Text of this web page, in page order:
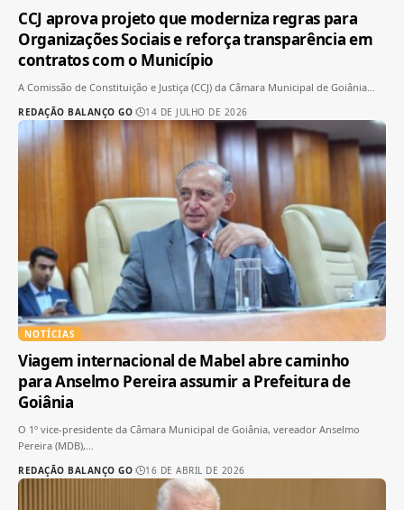
CCJ aprova projeto que moderniza regras para
Organizações Sociais e reforça transparência em
contratos com o Município
A Comissão de Constituição e Justiça (CCJ) da Câmara Municipal de Goiânia
REDAÇÃO BALANÇO GO 14 DE JULHO DE 2026
NOTÍCIAS
Viagem internacional de Mabel abre caminho
para Anselmo Pereira assumir a Prefeitura de
Goiânia
O 1º vice-presidente da Câmara Municipal de Goiânia, vereador Anselmo
Pereira (MDB),
REDAÇÃO BALANÇO GO 16 DE ABRIL DE 2026